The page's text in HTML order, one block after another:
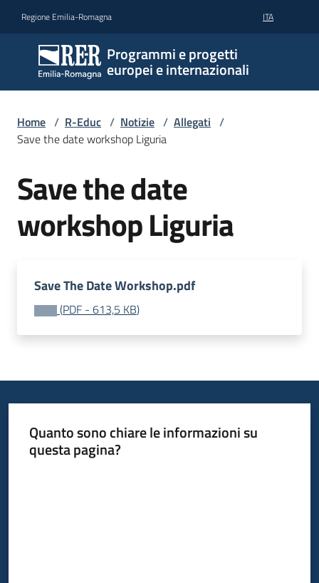
Regione Emilia-Romagna ITA
Programmi e progetti
europei e internazionali
Home / R-Educ / Notizie / Allegati /
Save the date workshop Liguria
Save the date
workshop Liguria
Save The Date Workshop.pdf
(PDF - 613,5 KB)
Quanto sono chiare le informazioni su
questa pagina?